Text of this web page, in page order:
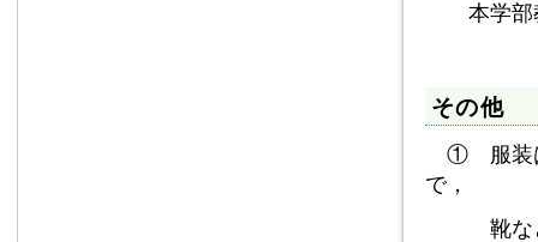
本学部教
その他
① 服装は
で，
靴など